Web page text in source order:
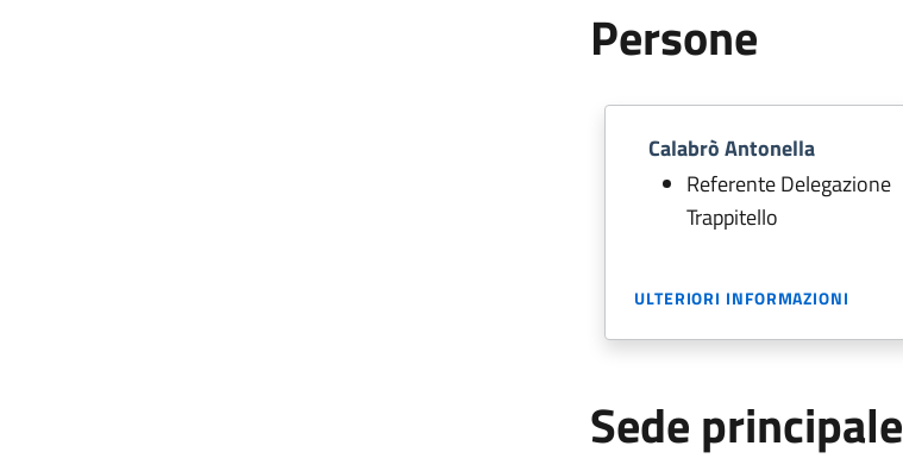
Persone
Calabrò Antonella
Referente Delegazione
Trappitello
ULTERIORI INFORMAZIONI
Sede principale